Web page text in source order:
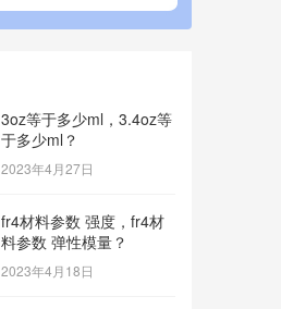
3oz等于多少ml，3.4oz等
于多少ml？
2023年4月27日
fr4材料参数 强度，fr4材
料参数 弹性模量？
2023年4月18日